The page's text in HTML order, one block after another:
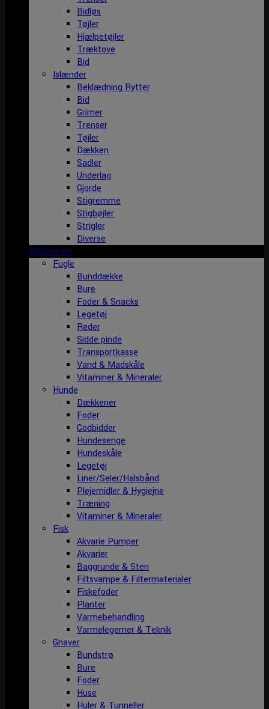
Bidløs
Tøjler
Hjælpetøjler
Træktove
Bid
Islænder
Beklædning Rytter
Bid
Grimer
Trenser
Tøjler
Dækken
Sadler
Underlag
Gjorde
Stigremme
Stigbøjler
Strigler
Diverse
Dyrecenter
Fugle
Bunddække
Bure
Foder & Snacks
Legetøj
Reder
Sidde pinde
Transportkasse
Vand & Madskåle
Vitaminer & Mineraler
Hunde
Dækkener
Foder
Godbidder
Hundesenge
Hundeskåle
Legetøj
Liner/Seler/Halsbånd
Plejemidler & Hygiejne
Træning
Vitaminer & Mineraler
Fisk
Akvarie Pumper
Akvarier
Baggrunde & Sten
Filtsvampe & Filtermaterialer
Fiskefoder
Planter
Varmebehandling
Varmelegemer & Teknik
Gnaver
Bundstrø
Bure
Foder
Huse
Huler & Tunneller